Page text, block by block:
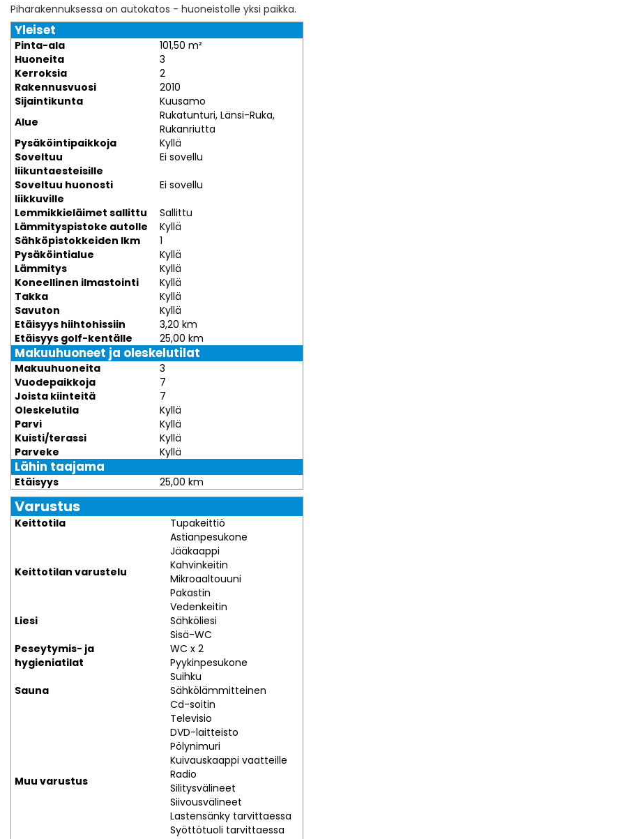
Piharakennuksessa on autokatos - huoneistolle yksi paikka.
Yleiset
Pinta-ala
101,50 m²
Huoneita
3
Kerroksia
2
Rakennusvuosi
2010
Sijaintikunta
Kuusamo
Alue
Rukatunturi, Länsi-Ruka,
Rukanriutta
Pysäköintipaikkoja
Kyllä
Soveltuu
liikuntaesteisille
Ei sovellu
Soveltuu huonosti
liikkuville
Ei sovellu
Lemmikkieläimet sallittu
Sallittu
Lämmityspistoke autolle
Kyllä
Sähköpistokkeiden lkm
1
Pysäköintialue
Kyllä
Lämmitys
Kyllä
Koneellinen ilmastointi
Kyllä
Takka
Kyllä
Savuton
Kyllä
Etäisyys hiihtohissiin
3,20 km
Etäisyys golf-kentälle
25,00 km
Makuuhuoneet ja oleskelutilat
Makuuhuoneita
3
Vuodepaikkoja
7
Joista kiinteitä
7
Oleskelutila
Kyllä
Parvi
Kyllä
Kuisti/terassi
Kyllä
Parveke
Kyllä
Lähin taajama
Etäisyys 25,00 km
Varustus
Keittotila Tupakeittiö
Keittotilan varustelu
Astianpesukone
Jääkaappi
Kahvinkeitin
Mikroaaltouuni
Pakastin
Vedenkeitin
Liesi
Sähköliesi
Peseytymis- ja
hygieniatilat
Sisä-WC
WC x 2
Pyykinpesukone
Suihku
Sauna
Sähkölämmitteinen
Muu varustus
Cd-soitin
Televisio
DVD-laitteisto
Pölynimuri
Kuivauskaappi vaatteille
Radio
Silitysvälineet
Siivousvälineet
Lastensänky tarvittaessa
Syöttötuoli tarvittaessa